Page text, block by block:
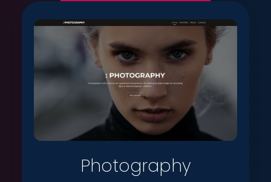
Photography